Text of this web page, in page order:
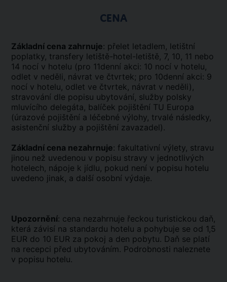
CENA
Základní cena zahrnuje: přelet letadlem, letištní
poplatky, transfery letiště-hotel-letiště, 7, 10, 11 nebo
14 nocí v hotelu (pro 11denní akci: 10 nocí v hotelu,
odlet v neděli, návrat ve čtvrtek; pro 10denní akci: 9
nocí v hotelu, odlet ve čtvrtek, návrat v neděli),
stravování dle popisu ubytování, služby polsky
mluvícího delegáta, balíček pojištění TU Europa
(úrazové pojištění a léčebné výlohy, trvalé následky,
asistenční služby a pojištění zavazadel).
Základní cena nezahrnuje: fakultativní výlety, stravu
jinou než uvedenou v popisu stravy v jednotlivých
hotelech, nápoje k jídlu, pokud není v popisu hotelu
uvedeno jinak, a další osobní výdaje.
Upozornění: cena nezahrnuje řeckou turistickou daň,
která závisí na standardu hotelu a pohybuje se od 1,5
EUR do 10 EUR za pokoj a den pobytu. Daň se platí
na recepci před ubytováním. Podrobnosti naleznete
v popisu hotelu.